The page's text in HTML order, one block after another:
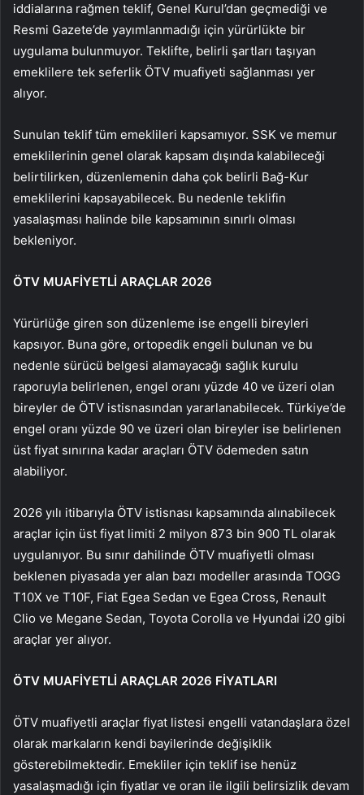
iddialarına rağmen teklif, Genel Kurul’dan geçmediği ve
Resmi Gazete’de yayımlanmadığı için yürürlükte bir
uygulama bulunmuyor. Teklifte, belirli şartları taşıyan
emeklilere tek seferlik ÖTV muafiyeti sağlanması yer
alıyor.
Sunulan teklif tüm emeklileri kapsamıyor. SSK ve memur
emeklilerinin genel olarak kapsam dışında kalabileceği
belirtilirken, düzenlemenin daha çok belirli Bağ-Kur
emeklilerini kapsayabilecek. Bu nedenle teklifin
yasalaşması halinde bile kapsamının sınırlı olması
bekleniyor.
ÖTV MUAFİYETLİ ARAÇLAR 2026
Yürürlüğe giren son düzenleme ise engelli bireyleri
kapsıyor. Buna göre, ortopedik engeli bulunan ve bu
nedenle sürücü belgesi alamayacağı sağlık kurulu
raporuyla belirlenen, engel oranı yüzde 40 ve üzeri olan
bireyler de ÖTV istisnasından yararlanabilecek. Türkiye’de
engel oranı yüzde 90 ve üzeri olan bireyler ise belirlenen
üst fiyat sınırına kadar araçları ÖTV ödemeden satın
alabiliyor.
2026 yılı itibarıyla ÖTV istisnası kapsamında alınabilecek
araçlar için üst fiyat limiti 2 milyon 873 bin 900 TL olarak
uygulanıyor. Bu sınır dahilinde ÖTV muafiyetli olması
beklenen piyasada yer alan bazı modeller arasında TOGG
T10X ve T10F, Fiat Egea Sedan ve Egea Cross, Renault
Clio ve Megane Sedan, Toyota Corolla ve Hyundai i20 gibi
araçlar yer alıyor.
ÖTV MUAFİYETLİ ARAÇLAR 2026 FİYATLARI
ÖTV muafiyetli araçlar fiyat listesi engelli vatandaşlara özel
olarak markaların kendi bayilerinde değişiklik
gösterebilmektedir. Emekliler için teklif ise henüz
yasalaşmadığı için fiyatlar ve oran ile ilgili belirsizlik devam